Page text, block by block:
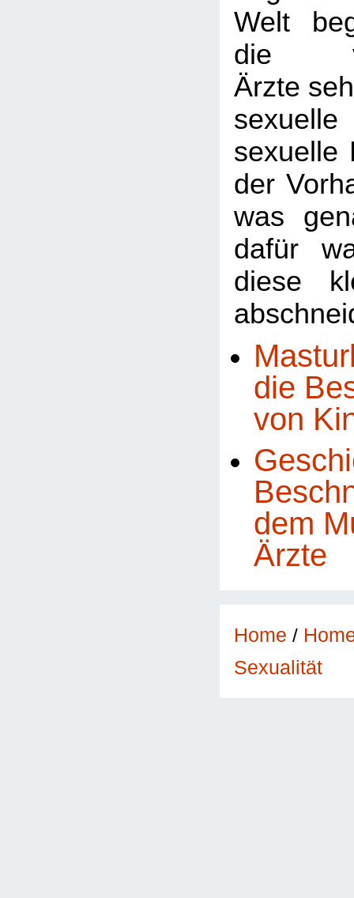
Welt
die
Ärzte
sexuelle
der
was
dafür
diese
die
von
dem
Ärzte
Home /
Sexualität